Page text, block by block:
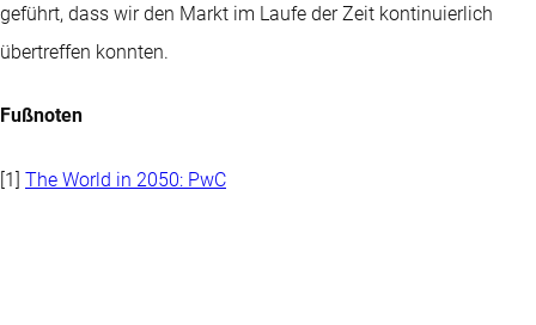
geführt, dass wir den Markt im Laufe der Zeit kontinuierlich
übertreffen konnten.
Fußnoten
[1] The World in 2050: PwC